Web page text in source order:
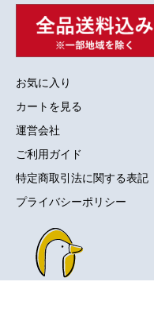
お気に入り
カートを見る
運営会社
ご利用ガイド
特定商取引法に関する表記
プライバシーポリシー